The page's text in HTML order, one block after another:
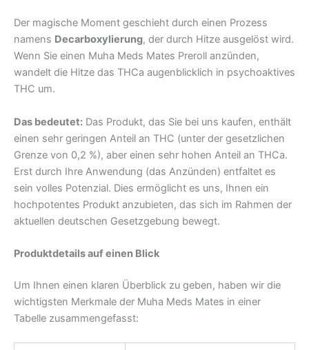
Der magische Moment geschieht durch einen Prozess
namens Decarboxylierung, der durch Hitze ausgelöst wird.
Wenn Sie einen Muha Meds Mates Preroll anzünden,
wandelt die Hitze das THCa augenblicklich in psychoaktives
THC um.
Das bedeutet: Das Produkt, das Sie bei uns kaufen, enthält
einen sehr geringen Anteil an THC (unter der gesetzlichen
Grenze von 0,2 %), aber einen sehr hohen Anteil an THCa.
Erst durch Ihre Anwendung (das Anzünden) entfaltet es
sein volles Potenzial. Dies ermöglicht es uns, Ihnen ein
hochpotentes Produkt anzubieten, das sich im Rahmen der
aktuellen deutschen Gesetzgebung bewegt.
Produktdetails auf einen Blick
Um Ihnen einen klaren Überblick zu geben, haben wir die
wichtigsten Merkmale der Muha Meds Mates in einer
Tabelle zusammengefasst: